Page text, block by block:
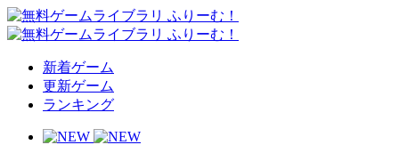
新着ゲーム
更新ゲーム
ランキング